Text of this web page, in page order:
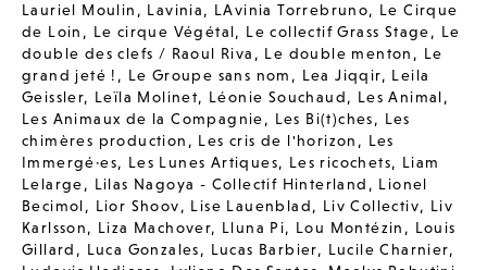
Lauriel Moulin , Lavinia, LAvinia Torrebruno, Le Cirque
de Loin , Le cirque Végétal, Le collectif Grass Stage, Le
double des clefs / Raoul Riva , Le double menton , Le
grand jeté ! , Le Groupe sans nom , Lea Jiqqir, Leila
Geissler, Leïla Molinet, Léonie Souchaud, Les Animal,
Les Animaux de la Compagnie, Les Bi(t)ches, Les
chimères production , Les cris de l'horizon , Les
Immergé·es, Les Lunes Artiques, Les ricochets, Liam
Lelarge, Lilas Nagoya - Collectif Hinterland , Lionel
Becimol, Lior Shoov, Lise Lauenblad, Liv Collectiv, Liv
Karlsson, Liza Machover, Lluna Pi, Lou Montézin , Louis
Gillard , Luca Gonzales, Lucas Barbier, Lucile Charnier,